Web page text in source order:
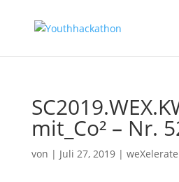
mit_Co² – Nr.
von | Juli 27, 2019| weXelerate